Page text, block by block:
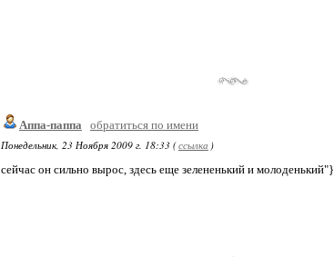
Аппа-паппа
обратиться по имени
Понедельник, 23 Ноября 2009 г. 18:33 (ссылка )
сейчас он сильно вырос, здесь еще зелененький и молоденький"}